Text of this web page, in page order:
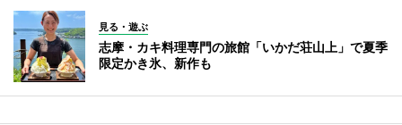
見る・遊ぶ
志摩・カキ料理専門の旅館「いかだ荘山上」で夏季
限定かき氷、新作も